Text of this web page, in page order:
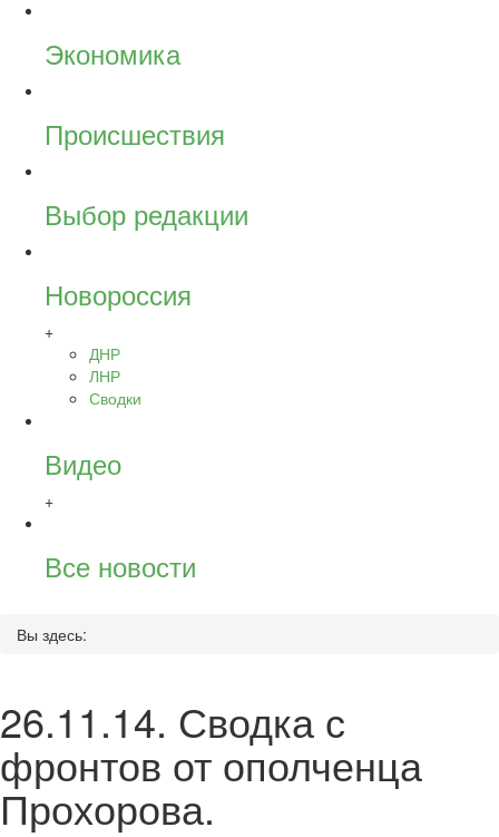
Экономика
Происшествия
Выбор редакции
Новороссия
+
ДНР
ЛНР
Сводки
Видео
+
Все новости
Вы здесь:
26.11.14. Сводка с
фронтов от ополченца
Прохорова.